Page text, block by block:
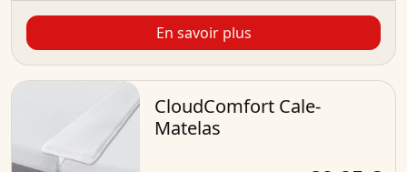
En savoir plus
CloudComfort Cale-
Matelas